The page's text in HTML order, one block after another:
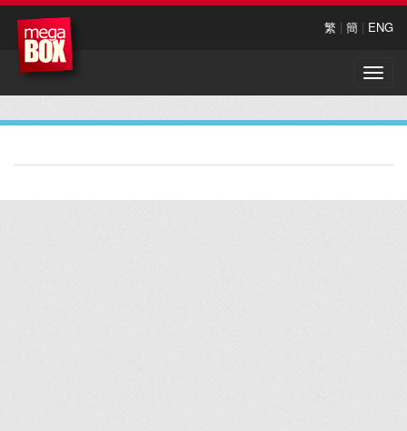
繁 | 簡 | ENG
Toggle